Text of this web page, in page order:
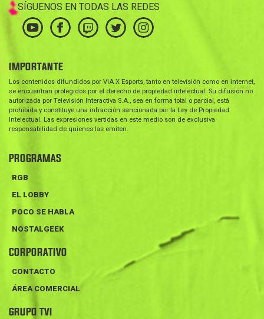
SÍGUENOS EN TODAS LAS REDES
IMPORTANTE
Los contenidos difundidos por VIA X Esports, tanto en televisión como en internet,
se encuentran protegidos por el derecho de propiedad intelectual. Su difusión no
autorizada por Televisión Interactiva S.A., sea en forma total o parcial, está
prohibida y constituye una infracción sancionada por la Ley de Propiedad
Intelectual. Las expresiones vertidas en este medio son de exclusiva
responsabilidad de quienes las emiten.
PROGRAMAS
RGB
EL LOBBY
POCO SE HABLA
NOSTALGEEK
CORPORATIVO
CONTACTO
ÁREA COMERCIAL
GRUPO TVI